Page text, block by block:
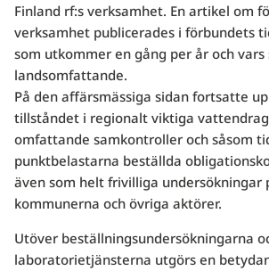
Finland rf:s verksamhet. En artikel om
verksamhet publicerades i förbundets
som utkommer en gång per år och
landsomfattande.
På den affärsmässiga sidan fortsatte
tillståndet i regionalt viktiga
omfattande samkontroller och såsom
punktbelastarna beställda
även som helt frivilliga undersökningar
kommunerna och övriga aktörer.
Utöver beställningsundersökningarna
laboratorietjänsterna utgörs en